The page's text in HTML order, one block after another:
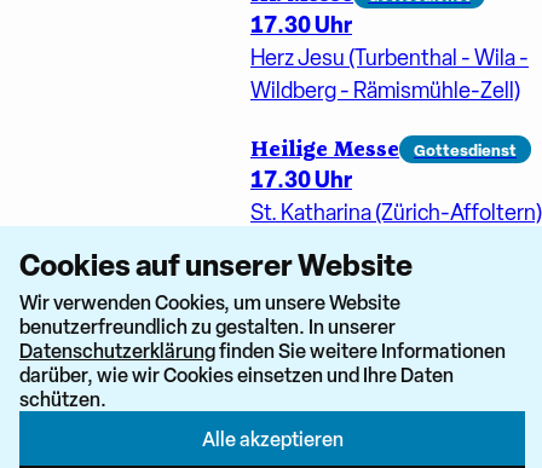
17.30 Uhr
Herz Jesu (Turbenthal - Wila -
Wildberg - Rämismühle-Zell)
Heilige Messe Gottesdienst
17.30 Uhr
St. Katharina (Zürich-Affoltern)
Wortgottesdienst mit
Kommunionfeier
Gottesdienst
17.30 Uhr
St. Franziskus (Bassersdorf -
Nürensdorf)
Cookies auf unserer Website
Wir verwenden Cookies, um unsere Website
benutzerfreundlich zu gestalten. In unserer
Datenschutzerklärungfinden Sie weitere Informationen
darüber, wie wir Cookies einsetzen und Ihre Daten
schützen.
Alle akzeptieren